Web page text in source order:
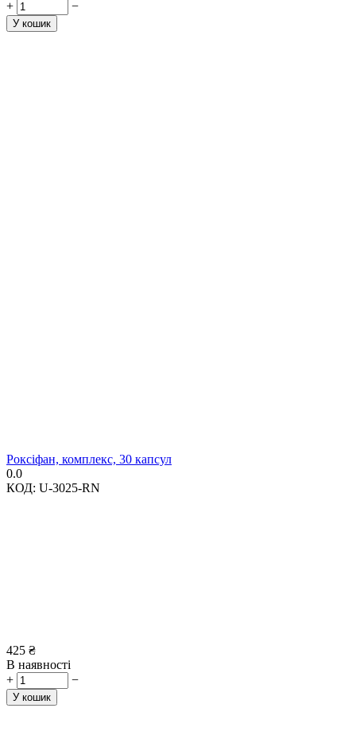
+
−
У кошик
Роксіфан, комплекс, 30 капсул
0.0
КОД: U-3025-RN
425 ₴
В наявності
+
−
У кошик